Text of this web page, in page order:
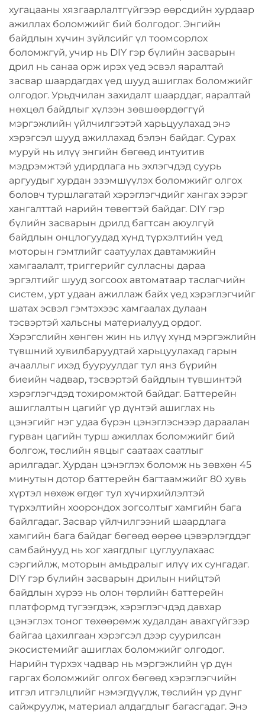
хугацааны хязгаарлалтгүйгээр өөрсдийн хурдаар
ажиллах боломжийг бий болгодог. Энгийн
байдлын хүчин зүйлсийг үл тоомсорлох
боломжгүй, учир нь DIY гэр бүлийн засварын
дрил нь санаа орж ирэх үед эсвэл яаралтай
засвар шаардагдах үед шууд ашиглах боломжийг
олгодог. Урьдчилан захидалт шаарддаг, яаралтай
нөхцөл байдлыг хүлээн зөвшөөрдөггүй
мэргэжлийн үйлчилгээтэй харьцуулахад энэ
хэрэгсэл шууд ажиллахад бэлэн байдаг. Сурах
муруй нь илүү энгийн бөгөөд интуитив
мэдрэмжтэй удирдлага нь эхлэгчдэд суурь
аргуудыг хурдан эзэмшүүлэх боломжийг олгох
боловч туршлагатай хэрэглэгчдийг хангах зэрэг
хангалттай нарийн төвөгтэй байдаг. DIY гэр
бүлийн засварын дрилд багтсан аюулгүй
байдлын онцлогуудад хүнд түрхэлтийн үед
моторын гэмтлийг саатуулах давтамжийн
хамгаалалт, триггерийг сулласны дараа
эргэлтийг шууд зогсоох автоматаар таслагчийн
систем, урт удаан ажиллаж байх үед хэрэглэгчийг
шатах эсвэл гэмтэхээс хамгаалах дулаан
тэсвэртэй хальсны материалууд ордог.
Хэрэгслийн хөнгөн жин нь илүү хүнд мэргэжлийн
түвшний хувилбаруудтай харьцуулахад гарын
ачааллыг ихэд бууруулдаг тул янз бүрийн
биеийн чадвар, тэсвэртэй байдлын түвшинтэй
хэрэглэгчдэд тохиромжтой байдаг. Баттерейн
ашиглалтын цагийг үр дүнтэй ашиглах нь
цэнэгийг нэг удаа бүрэн цэнэглэснээр дараалан
гурван цагийн турш ажиллах боломжийг бий
болгож, төслийн явцыг саатаах саатлыг
арилгадаг. Хурдан цэнэглэх боломж нь зөвхөн 45
минутын дотор баттерейн багтаамжийг 80 хувь
хүртэл нөхөж өгдөг тул хүчирхийлэлтэй
түрхэлтийн хоорондох зогсолтыг хамгийн бага
байлгадаг. Засвар үйлчилгээний шаардлага
хамгийн бага байдаг бөгөөд өөрөө цэвэрлэгддэг
самбайнууд нь хог хаягдлыг цуглуулахаас
сэргийлж, моторын амьдралыг илүү их сунгадаг.
DIY гэр бүлийн засварын дрилын нийцтэй
байдлын хүрээ нь олон төрлийн баттерейн
платформд түгээгдэж, хэрэглэгчдэд давхар
цэнэглэх тоног төхөөрөмж худалдан авахгүйгээр
байгаа цахилгаан хэрэгсэл дээр суурилсан
экосистемийг ашиглах боломжийг олгодог.
Нарийн түрхэх чадвар нь мэргэжлийн үр дүн
гаргах боломжийг олгох бөгөөд хэрэглэгчийн
итгэл итгэлцлийг нэмэгдүүлж, төслийн үр дүнг
сайжруулж, материал алдагдлыг багасгадаг. Энэ